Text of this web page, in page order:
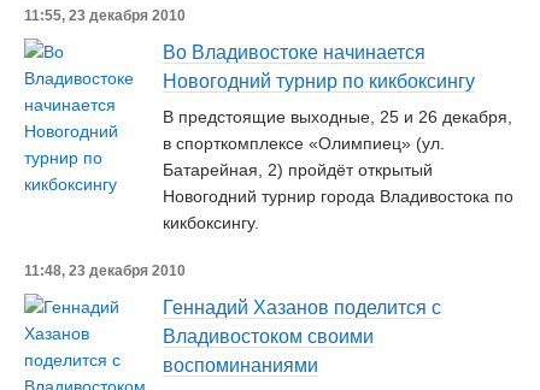
11:55, 23 декабря 2010
Во Владивостоке начинается
Новогодний турнир по кикбоксингу
В предстоящие выходные, 25 и 26 декабря,
в спорткомплексе «Олимпиец» (ул.
Батарейная, 2) пройдёт открытый
Новогодний турнир города Владивостока по
кикбоксингу.
11:48, 23 декабря 2010
Геннадий Хазанов поделится с
Владивостоком своими
воспоминаниями